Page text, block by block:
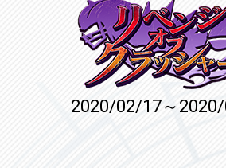
2020/02/17～